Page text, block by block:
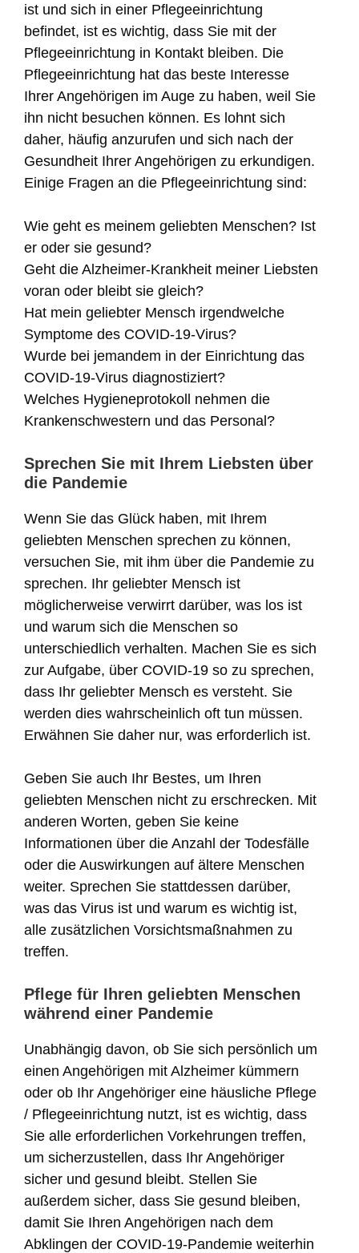
ist und sich in einer Pflegeeinrichtung
befindet, ist es wichtig, dass Sie mit der
Pflegeeinrichtung in Kontakt bleiben. Die
Pflegeeinrichtung hat das beste Interesse
Ihrer Angehörigen im Auge zu haben, weil Sie
ihn nicht besuchen können. Es lohnt sich
daher, häufig anzurufen und sich nach der
Gesundheit Ihrer Angehörigen zu erkundigen.
Einige Fragen an die Pflegeeinrichtung sind:
Wie geht es meinem geliebten Menschen? Ist
er oder sie gesund?
Geht die Alzheimer-Krankheit meiner Liebsten
voran oder bleibt sie gleich?
Hat mein geliebter Mensch irgendwelche
Symptome des COVID-19-Virus?
Wurde bei jemandem in der Einrichtung das
COVID-19-Virus diagnostiziert?
Welches Hygieneprotokoll nehmen die
Krankenschwestern und das Personal?
Sprechen Sie mit Ihrem Liebsten über
die Pandemie
Wenn Sie das Glück haben, mit Ihrem
geliebten Menschen sprechen zu können,
versuchen Sie, mit ihm über die Pandemie zu
sprechen. Ihr geliebter Mensch ist
möglicherweise verwirrt darüber, was los ist
und warum sich die Menschen so
unterschiedlich verhalten. Machen Sie es sich
zur Aufgabe, über COVID-19 so zu sprechen,
dass Ihr geliebter Mensch es versteht. Sie
werden dies wahrscheinlich oft tun müssen.
Erwähnen Sie daher nur, was erforderlich ist.
Geben Sie auch Ihr Bestes, um Ihren
geliebten Menschen nicht zu erschrecken. Mit
anderen Worten, geben Sie keine
Informationen über die Anzahl der Todesfälle
oder die Auswirkungen auf ältere Menschen
weiter. Sprechen Sie stattdessen darüber,
was das Virus ist und warum es wichtig ist,
alle zusätzlichen Vorsichtsmaßnahmen zu
treffen.
Pflege für Ihren geliebten Menschen
während einer Pandemie
Unabhängig davon, ob Sie sich persönlich um
einen Angehörigen mit Alzheimer kümmern
oder ob Ihr Angehöriger eine häusliche Pflege
/ Pflegeeinrichtung nutzt, ist es wichtig, dass
Sie alle erforderlichen Vorkehrungen treffen,
um sicherzustellen, dass Ihr Angehöriger
sicher und gesund bleibt. Stellen Sie
außerdem sicher, dass Sie gesund bleiben,
damit Sie Ihren Angehörigen nach dem
Abklingen der COVID-19-Pandemie weiterhin